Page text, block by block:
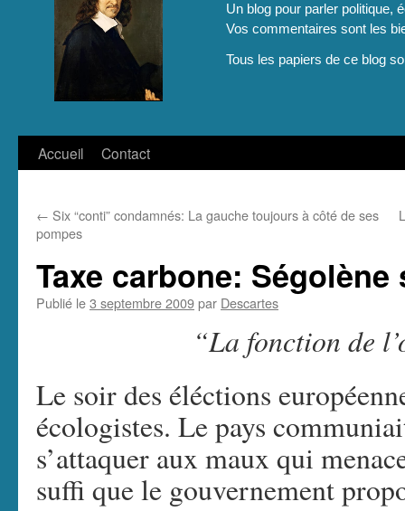
Un blog pour parler politique,
Vos commentaires sont les
Tous les papiers de ce blog
Aller
contenu
Accueil Contact
← Six “conti” condamnés: La gauche toujours à côté de ses
pompes
Taxe carbone:
Publié le3 septembre 2009par Descartes
“La fonction de
Le soir des éléctions
écologistes. Le pays
s’attaquer aux maux qui
suffi que le gouvernement